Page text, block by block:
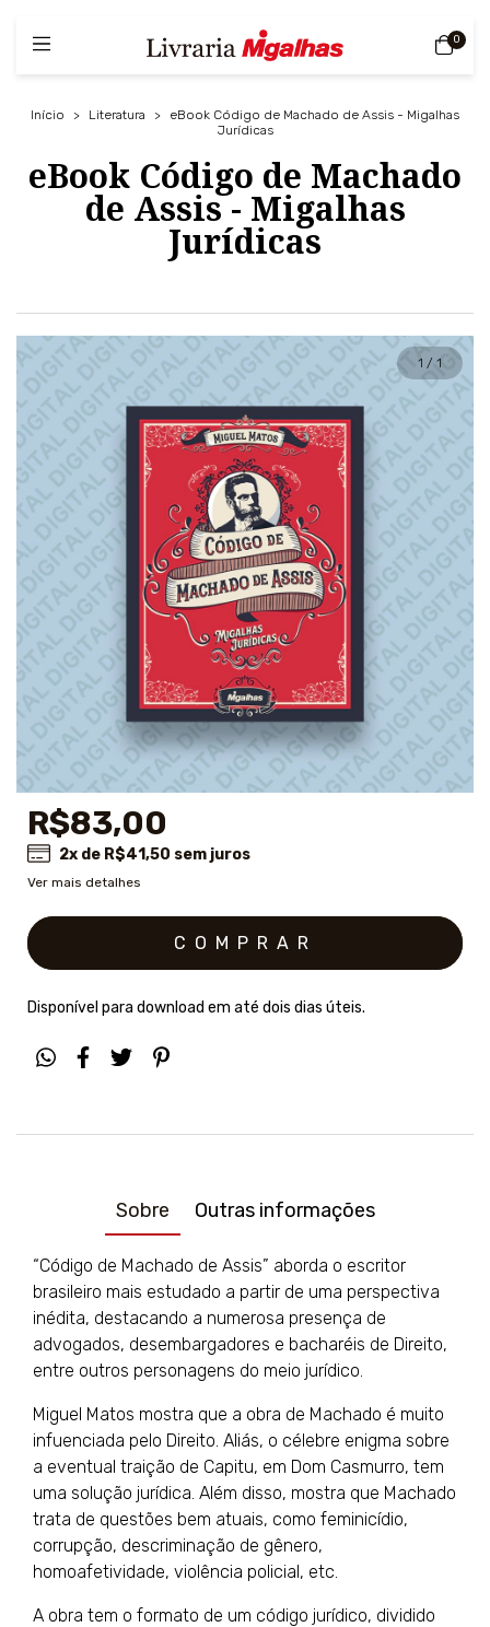
0
Início > Literatura >
eBook Código de Machado de Assis - Migalhas
Jurídicas
eBook Código de Machado
de Assis - Migalhas
Jurídicas
1 / 1
R$83,00
2x de R$41,50 sem juros
Ver mais detalhes
Disponível para download em até dois dias úteis.
Sobre Outras informações
“Código de Machado de Assis” aborda o escritor
brasileiro mais estudado a partir de uma perspectiva
inédita, destacando a numerosa presença de
advogados, desembargadores e bacharéis de Direito,
entre outros personagens do meio jurídico.
Miguel Matos mostra que a obra de Machado é muito
infuenciada pelo Direito. Aliás, o célebre enigma sobre
a eventual traição de Capitu, em Dom Casmurro, tem
uma solução jurídica. Além disso, mostra que Machado
trata de questões bem atuais, como feminicídio,
corrupção, descriminação de gênero,
homoafetividade, violência policial, etc.
A obra tem o formato de um código jurídico, dividido